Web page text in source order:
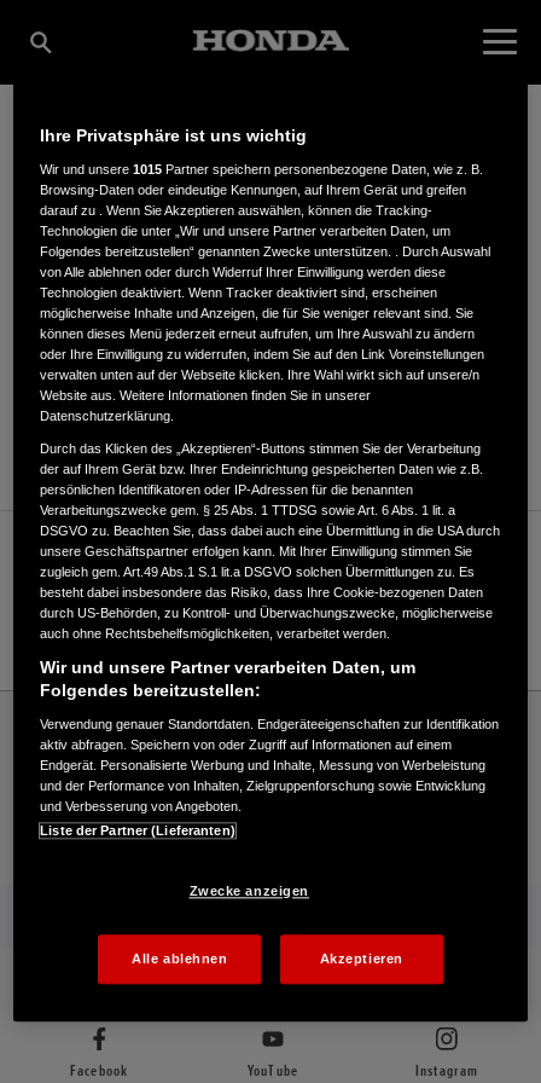
ERNST HOLM
Hauptstraße 43,25718,Friedrichskoog
ANFAHRTSBESCHREIBUNG ANFORDERN
WEBSITE
Verkauf / Kundendienst
04856/469
Honda
Rasen und Garten
Ernst Holm - Garten – Honda - HONDA Deutschland Offizielle Website | The Power of
Dreams
Folgen Sie uns auf
Facebook YouTube Instagram
Ihre Privatsphäre ist uns wichtig
Wir und unsere1015 Partner speichern personenbezogene Daten, wie z. B.
Browsing-Daten oder eindeutige Kennungen, auf Ihrem Gerät und greifen
darauf zu . Wenn Sie Akzeptieren auswählen, können die Tracking-
Technologien die unter „Wir und unsere Partner verarbeiten Daten, um
Folgendes bereitzustellen“ genannten Zwecke unterstützen. . Durch Auswahl
von Alle ablehnen oder durch Widerruf Ihrer Einwilligung werden diese
Technologien deaktiviert. Wenn Tracker deaktiviert sind, erscheinen
möglicherweise Inhalte und Anzeigen, die für Sie weniger relevant sind. Sie
können dieses Menü jederzeit erneut aufrufen, um Ihre Auswahl zu ändern
oder Ihre Einwilligung zu widerrufen, indem Sie auf den Link Voreinstellungen
verwalten unten auf der Webseite klicken. Ihre Wahl wirkt sich auf unsere/n
Website aus. Weitere Informationen finden Sie in unserer
Datenschutzerklärung.
Durch das Klicken des „Akzeptieren“-Buttons stimmen Sie der Verarbeitung
der auf Ihrem Gerät bzw. Ihrer Endeinrichtung gespeicherten Daten wie z.B.
persönlichen Identifikatoren oder IP-Adressen für die benannten
Verarbeitungszwecke gem. § 25 Abs. 1 TTDSG sowie Art. 6 Abs. 1 lit. a
DSGVO zu. Beachten Sie, dass dabei auch eine Übermittlung in die USA durch
unsere Geschäftspartner erfolgen kann. Mit Ihrer Einwilligung stimmen Sie
zugleich gem. Art.49 Abs.1 S.1 lit.a DSGVO solchen Übermittlungen zu. Es
besteht dabei insbesondere das Risiko, dass Ihre Cookie-bezogenen Daten
durch US-Behörden, zu Kontroll- und Überwachungszwecke, möglicherweise
auch ohne Rechtsbehelfsmöglichkeiten, verarbeitet werden.
Wir und unsere Partner verarbeiten Daten, um
Folgendes bereitzustellen:
Verwendung genauer Standortdaten. Endgeräteeigenschaften zur Identifikation
aktiv abfragen. Speichern von oder Zugriff auf Informationen auf einem
Endgerät. Personalisierte Werbung und Inhalte, Messung von Werbeleistung
und der Performance von Inhalten, Zielgruppenforschung sowie Entwicklung
und Verbesserung von Angeboten.
Liste der Partner (Lieferanten)
Zwecke anzeigen
Alle ablehnen Akzeptieren